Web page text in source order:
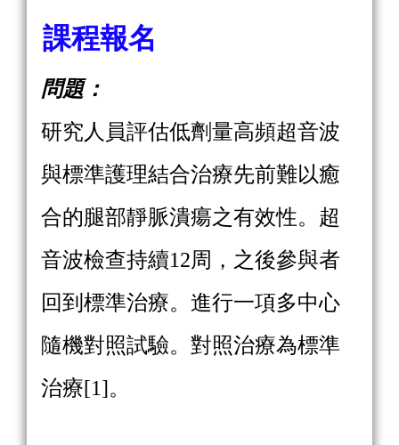
課程報名
問題：
研究人員評估低劑量高頻超音波
與標準護理結合治療先前難以癒
合的腿部靜脈潰瘍之有效性。超
音波檢查持續12周，之後參與者
回到標準治療。進行一項多中心
隨機對照試驗。對照治療為標準
治療[1]。